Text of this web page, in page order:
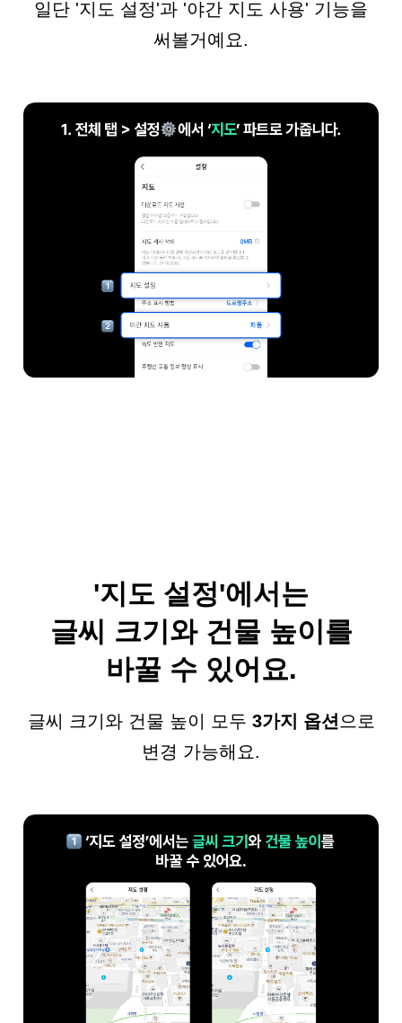
일단 '지도 설정'과 '야간 지도 사용' 기능을
써볼거예요.
'지도 설정'에서는
글씨 크기와 건물 높이를
바꿀 수 있어요.
글씨 크기와 건물 높이 모두 3가지 옵션 으로
변경 가능해요.